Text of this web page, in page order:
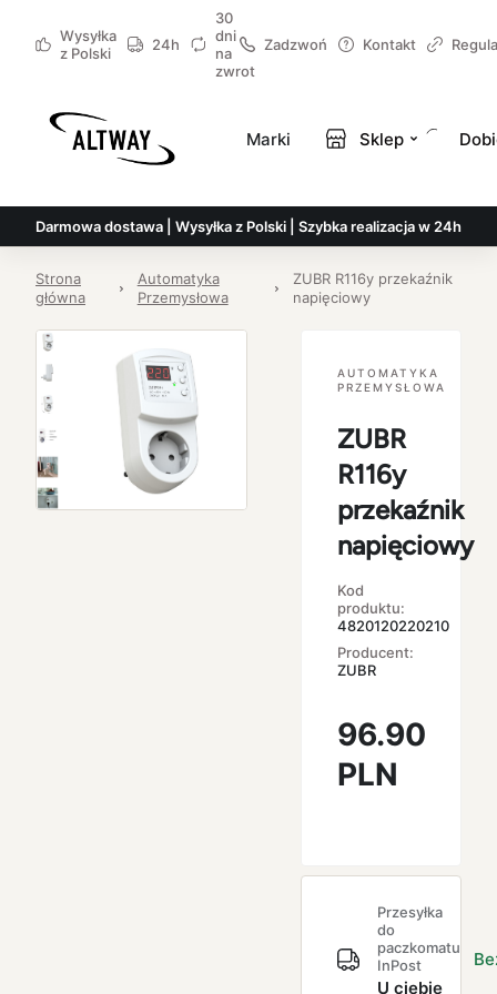
Wysyłka
z Polski
24h
30
dni
na
zwrot
Zadzwoń Kontakt
Marki Sklep
Darmowa dostawa | Wysyłka z Polski | Szybka realizacja w 24h
Strona
główna
Automatyka
Przemysłowa
ZUBR R116y przekaźnik
napięciowy
AUTOMATYKA
PRZEMYSŁOWA
ZUBR
R116y
przekaźnik
napięciowy
Kod
produktu:
4820120220210
Producent:
ZUBR
96.90
PLN
Przesyłka
do
paczkomatu
InPost
U ciebie